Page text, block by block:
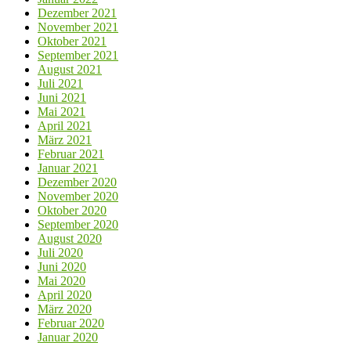
Dezember 2021
November 2021
Oktober 2021
September 2021
August 2021
Juli 2021
Juni 2021
Mai 2021
April 2021
März 2021
Februar 2021
Januar 2021
Dezember 2020
November 2020
Oktober 2020
September 2020
August 2020
Juli 2020
Juni 2020
Mai 2020
April 2020
März 2020
Februar 2020
Januar 2020